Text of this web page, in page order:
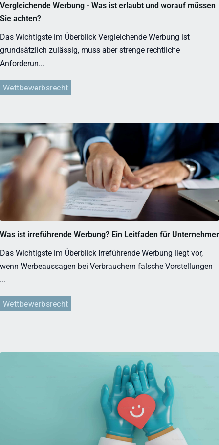
Vergleichende Werbung - Was ist erlaubt und worauf müssen
Sie achten?
Das Wichtigste im Überblick Vergleichende Werbung ist
grundsätzlich zulässig, muss aber strenge rechtliche
Anforderun...
Wettbewerbsrecht
Was ist irreführende Werbung? Ein Leitfaden für Unternehmer
Das Wichtigste im Überblick Irreführende Werbung liegt vor,
wenn Werbeaussagen bei Verbrauchern falsche Vorstellungen
...
Wettbewerbsrecht